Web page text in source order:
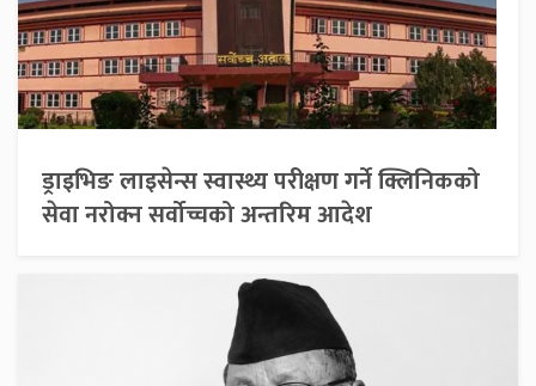
ड्राइभिङ लाइसेन्स स्वास्थ्य परीक्षण गर्ने क्लिनिकको
सेवा नरोक्न सर्वोच्चको अन्तरिम आदेश